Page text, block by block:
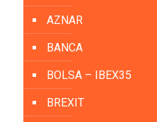
AZNAR
BANCA
BOLSA – IBEX35
BREXIT